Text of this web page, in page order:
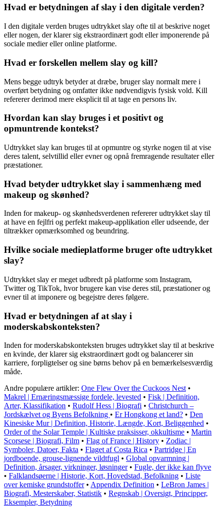
Hvad er betydningen af ​​slay i den digitale verden?
I den digitale verden bruges udtrykket slay ofte til at beskrive noget
eller nogen, der klarer sig ekstraordinært godt eller imponerende på
sociale medier eller online platforme.
Hvad er forskellen mellem slay og kill?
Mens begge udtryk betyder at dræbe, bruger slay normalt mere i
overført betydning og omfatter ikke nødvendigvis fysisk vold. Kill
refererer derimod mere eksplicit til at tage en persons liv.
Hvordan kan slay bruges i et positivt og
opmuntrende kontekst?
Udtrykket slay kan bruges til at opmuntre og styrke nogen til at vise
deres talent, selvtillid eller evner og opnå fremragende resultater eller
præstationer.
Hvad betyder udtrykket slay i sammenhæng med
makeup og skønhed?
Inden for makeup- og skønhedsverdenen refererer udtrykket slay til
at have en fejlfri og perfekt makeup-applikation eller udseende, der
tiltrækker opmærksomhed og beundring.
Hvilke sociale medieplatforme bruger ofte udtrykket
slay?
Udtrykket slay er meget udbredt på platforme som Instagram,
Twitter og TikTok, hvor brugere kan vise deres stil, præstationer og
evner til at imponere og begejstre deres følgere.
Hvad er betydningen af ​​at slay i
moderskabskonteksten?
Inden for moderskabskonteksten bruges udtrykket slay til at beskrive
en kvinde, der klarer sig ekstraordinært godt og balancerer sin
karriere, forpligtelser og sine børns behov på en bemærkelsesværdig
måde.
Andre populære artikler: One Flew Over the Cuckoos Nest •
Makrel | Ernæringsmæssige fordele, levested • Fisk | Definition,
Arter, Klassifikation • Rudolf Hess | Biografi • Christchurch –
Jordskælvet og Byens Befolkning • Er Hongkong et land? • Den
Kinesiske Mur | Definition, Historie, Længde, Kort, Beliggenhed •
Order of the Solar Temple | Kultiske praksisser, okkultisme • Martin
Scorsese | Biografi, Film • Flag of France | History • Zodiac |
Symboler, Datoer, Fakta • Flaget af Costa Rica • Partridge | En
jordboende, grouse-lignende vildtfugl • Global opvarmning |
Definition, årsager, virkninger, løsninger• Fugle, der ikke kan flyve
• Falklandsøerne | Historie, Kort, Hovedstad, Befolkning • Liste
over kemiske grundstoffer• Appendix Definition • LeBron James |
Biografi, Mesterskaber, Statistik • Regnskab | Oversigt, Principper,
Eksempler, Betydning